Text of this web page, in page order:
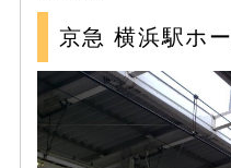
京急 横浜駅ホ